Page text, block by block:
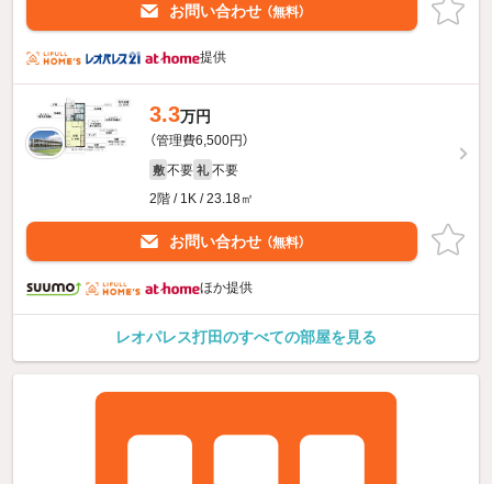
お問い合わせ （無料）
提供
3.3万円
（管理費6,500円）
敷 不要 礼 不要
2階 / 1K / 23.18㎡
お問い合わせ （無料）
ほか提供
レオパレス打田のすべての部屋を見る